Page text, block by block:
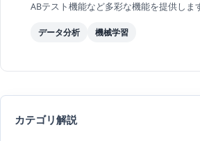
ABテスト機能など多彩な機能を提供しま
ン...
データ分析 機械学習
カテゴリ解説